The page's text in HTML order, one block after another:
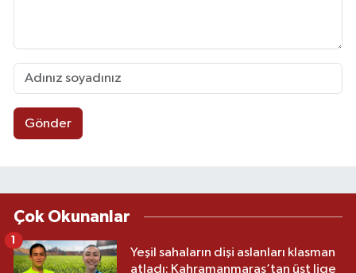
Gönder
Çok Okunanlar
Yeşil sahaların dişi aslanları klasman
atladı: Kahramanmaraş’tan üst lige
1